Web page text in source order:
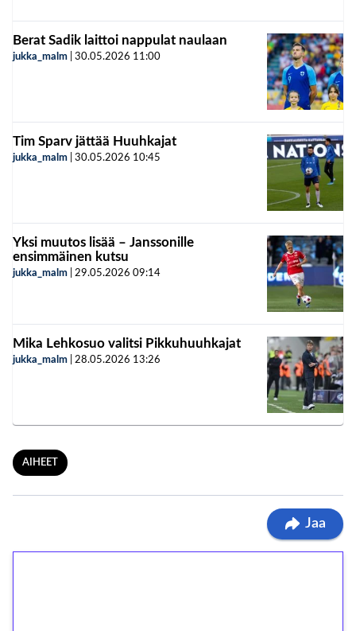
Berat Sadik laittoi nappulat naulaan
jukka_malm 30.05.2026 11:00
Tim Sparv jättää Huuhkajat
jukka_malm 30.05.2026 10:45
Yksi muutos lisää – Janssonille
ensimmäinen kutsu
jukka_malm 29.05.2026 09:14
Mika Lehkosuo valitsi Pikkuhuuhkajat
jukka_malm 28.05.2026 13:26
AIHEET
Jaa